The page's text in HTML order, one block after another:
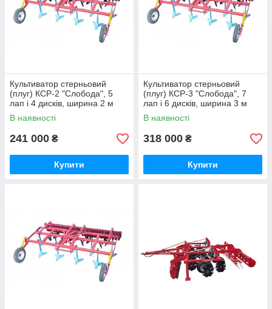
Культиватор стерньовий
(плуг) КCР-2 "Слобода", 5
лап і 4 дисків, ширина 2 м
В наявності
241 000 ₴
Купити
Культиватор стерньовий
(плуг) КСР-3 "Слобода", 7
лап і 6 дисків, ширина 3 м
В наявності
318 000 ₴
Купити